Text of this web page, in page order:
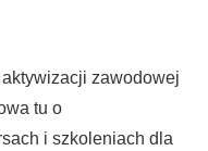
zawodowej
tu o
i szkoleniach dla